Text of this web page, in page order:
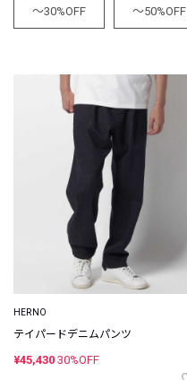
～30%OFF ～50%OFF
HERNO
テイパードデニムパンツ
¥45,430 30%OFF